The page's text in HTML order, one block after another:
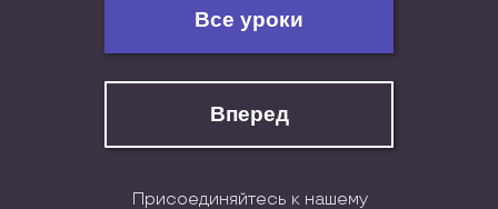
Все уроки
Вперед
Присоединяйтесь к нашему